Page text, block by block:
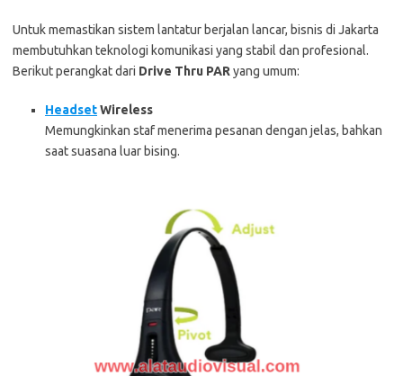
Untuk memastikan sistem lantatur berjalan lancar, bisnis di Jakarta
membutuhkan teknologi komunikasi yang stabil dan profesional.
Berikut perangkat dari Drive Thru PAR yang umum:
HeadsetWireless
Memungkinkan staf menerima pesanan dengan jelas, bahkan
saat suasana luar bising.